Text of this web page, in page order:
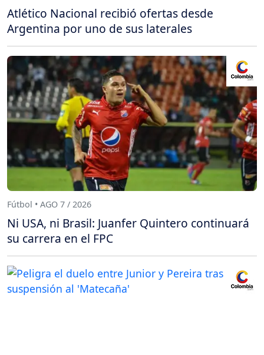
Atlético Nacional recibió ofertas desde
Argentina por uno de sus laterales
Fútbol • AGO 7 / 2026
Ni USA, ni Brasil: Juanfer Quintero continuará
su carrera en el FPC